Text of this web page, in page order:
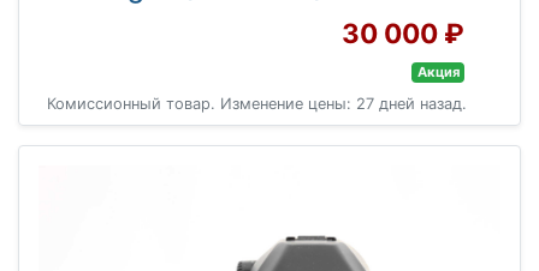
30 000 ₽
Акция
Комиссионный товар. Изменение цены: 27 дней назад.